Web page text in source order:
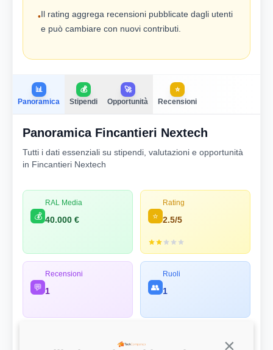
Continua
•Il rating aggrega recensioni pubblicate dagli utenti
e può cambiare con nuovi contributi.
📊
Panoramica
💰
Stipendi
🚀
Opportunità
⭐
Recensioni
Panoramica Fincantieri Nextech
Tutti i dati essenziali su stipendi, valutazioni e opportunità
in Fincantieri Nextech
💰
RAL Media
40.000 € ⭐
Rating
2.5/5
💬
Recensioni
1 👥
Ruoli
1